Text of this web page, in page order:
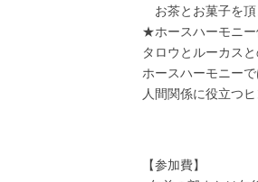
お茶とお菓子を頂
★ホースハーモニー
タロウとルーカス
ホースハーモニー
人間関係に役立つ
【参加費】